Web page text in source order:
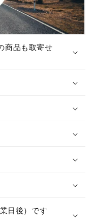
商品も取寄せ
日後）です